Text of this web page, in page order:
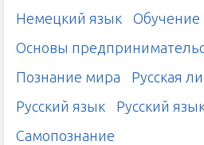
Немецкий язык
Обучение
Основы
Познание мира
Русская
Русский язык
Русский
Самопознание